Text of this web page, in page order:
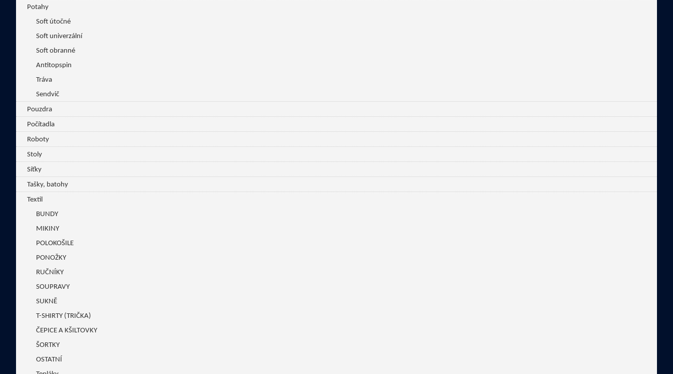
Potahy
Soft útočné
Soft univerzální
Soft obranné
Antitopspin
Tráva
Sendvič
Pouzdra
Počítadla
Roboty
Stoly
Síťky
Tašky, batohy
Textil
BUNDY
MIKINY
POLOKOŠILE
PONOŽKY
RUČNÍKY
SOUPRAVY
SUKNĚ
T-SHIRTY (TRIČKA)
ČEPICE A KŠILTOVKY
ŠORTKY
OSTATNÍ